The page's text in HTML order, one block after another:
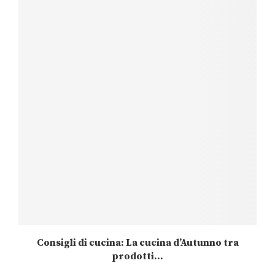
Consigli di cucina: La cucina d’Autunno tra
prodotti...